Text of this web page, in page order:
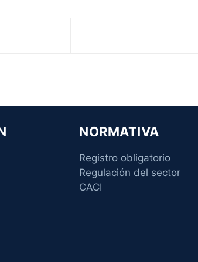
NORMATIVA
Registro obligatorio
Regulación del sector
CACI